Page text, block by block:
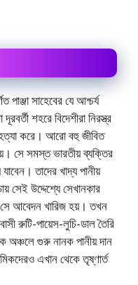
পাঞ্জা সাহেবের যে আশ্চর্য
শহরে বিদেশীরা নিরস্ত্র
করে। আরো বহু জীবিত
সে সমস্ত ভারতীয় ব্যক্তির
তাদের খাদ্য পানীয়
সেই উদ্দেশ্যে সেখানকার
আবেদন খারিজ হয়। তখন
রুটি-পায়েস-লুচি-ডাল তৈরি
অঞ্চলে গুরু নানক পানীয় দান
এখান থেকে তৃষ্ণার্ত